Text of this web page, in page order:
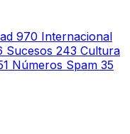
970 Internacional
Sucesos 243 Cultura
Números Spam 35